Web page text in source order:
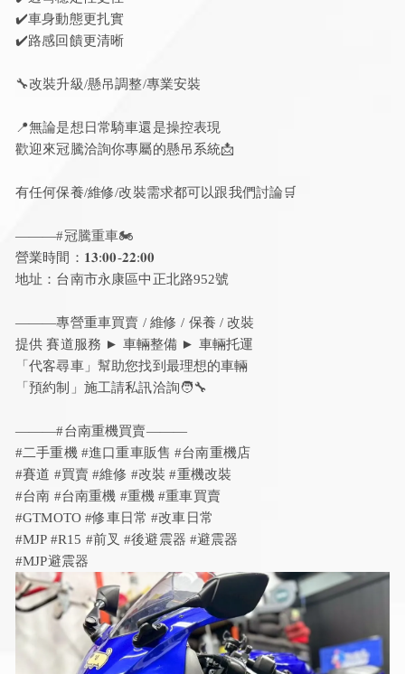
✔️車身動態更扎實
✔️路感回饋更清晰
🔧改裝升級/懸吊調整/專業安裝
📍無論是想日常騎車還是操控表現
歡迎來冠騰洽詢你專屬的懸吊系統📩
有任何保養/維修/改裝需求都可以跟我們討論🛒
———#冠騰重車🏍️
營業時間：𝟏𝟑:𝟎𝟎-𝟐𝟐:𝟎𝟎
地址：台南市永康區中正北路952號
———專營重車買賣 / 維修 / 保養 / 改裝
提供 賽道服務 ► 車輛整備 ► 車輛托運
「代客尋車」幫助您找到最理想的車輛
「預約制」施工請私訊洽詢🧑‍🔧
———#台南重機買賣———
#二手重機 #進口重車販售 #台南重機店
#賽道 #買賣 #維修 #改裝 #重機改裝
#台南 #台南重機 #重機 #重車買賣
​#GTMOTO #修車日常 #改車日常
#MJP #R15 #前叉 #後避震器 #避震器
#MJP避震器